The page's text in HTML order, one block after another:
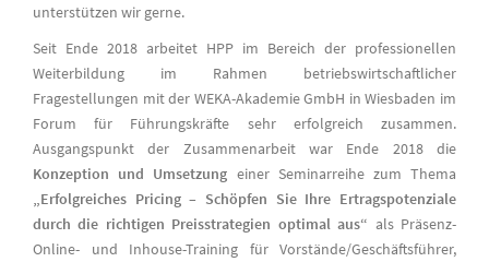
unterstützen wir gerne.
Seit Ende 2018 arbeitet HPP im Bereich der professionellen
Weiterbildung im Rahmen betriebswirtschaftlicher
Fragestellungen mit der WEKA-Akademie GmbH in Wiesbaden im
Forum für Führungskräfte sehr erfolgreich zusammen.
Ausgangspunkt der Zusammenarbeit war Ende 2018 die
Konzeption und Umsetzung einer Seminarreihe zum Thema
„Erfolgreiches Pricing – Schöpfen Sie Ihre Ertragspotenziale
durch die richtigen Preisstrategien optimal aus“ als Präsenz-
Online- und Inhouse-Training für Vorstände/Geschäftsführer,